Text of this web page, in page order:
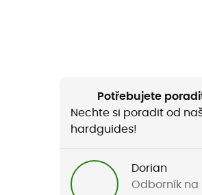
Potřebujete
Nechte si poradit od
hardguides!
Dorian
Odborník na